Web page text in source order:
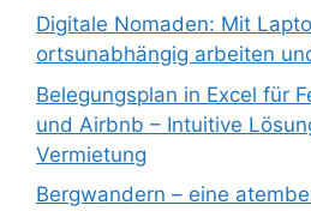
Digitale Nomaden: Mit
ortsunabhängig arbeiten
Belegungsplan in Excel für
und Airbnb – Intuitive
Vermietung
Bergwandern – eine